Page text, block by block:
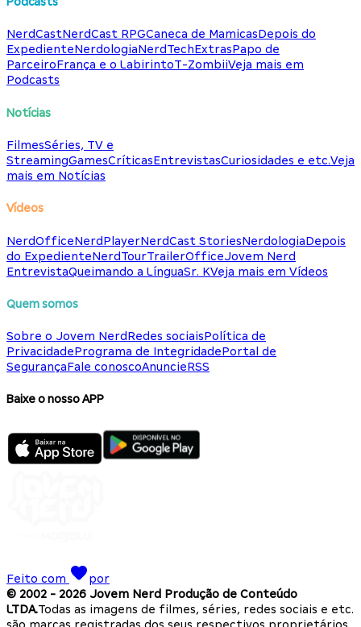
NerdCastNerdCast RPGCaneca de MamicasDepois do
ExpedienteNerdologiaNerdTechExtrasPapo de
ParceiroFrança e o LabirintoT-ZombiiVeja mais em
Podcasts
Notícias
FilmesSéries, TV e
StreamingGamesCríticasEntrevistasCuriosidades e etc.Veja
mais em Notícias
Vídeos
NerdOfficeNerdPlayerNerdCast StoriesNerdologiaDepois
do ExpedienteNerdTourTrailerOfficeJovem Nerd
EntrevistaQueimando a LínguaSr. KVeja mais em Vídeos
Quem somos
Sobre o Jovem NerdRedes sociaisPolítica de
PrivacidadePrograma de IntegridadePortal de
SegurançaFale conoscoAnuncieRSS
Baixe o nosso APP
Feito com
por
© 2002 - 2026 Jovem Nerd Produção de Conteúdo
LTDA.Todas as imagens de filmes, séries, redes sociais e etc.
são marcas registradas dos seus respectivos proprietários.